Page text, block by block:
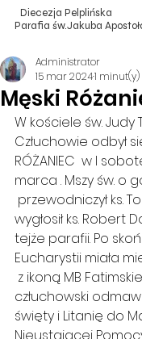
Parafia św.Jakuba
Diecezja Pelplińska
Męski
Administrator
15 mar 20241
W kościele św. Judy
Człuchowie odbył
RÓŻANIEC  w I
marca . Mszy św. o
przewodniczył ks.
wygłosił ks. Robert
tejże parafii. Po
Eucharystii miała
z ikoną MB
człuchowski
święty i Litanię do